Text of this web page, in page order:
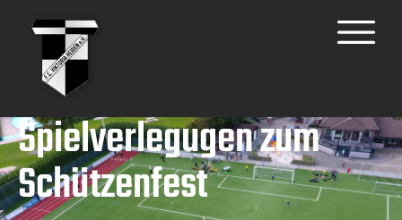
Spielverlegugen zum
Schützenfest